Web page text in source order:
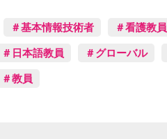
＃基本情報技術者
＃看護教員
＃日本語教員 ＃グローバル
＃教員